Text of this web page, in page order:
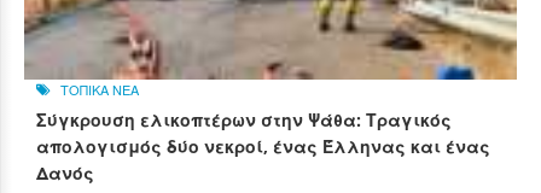
ΤΟΠΙΚΑ ΝΕΑ
Σύγκρουση ελικοπτέρων στην Ψάθα: Τραγικός
απολογισμός δύο νεκροί, ένας Έλληνας και ένας
Δανός